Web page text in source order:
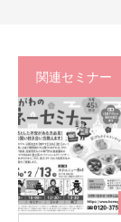
関連セミナー